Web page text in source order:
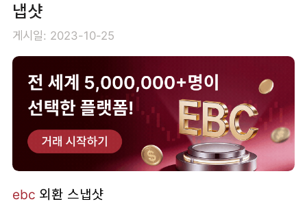
냅샷
게시일: 2023-10-25
ebc 외환 스냅샷